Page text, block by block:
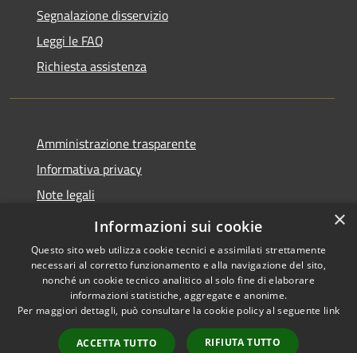
Segnalazione disservizio
Leggi le FAQ
Richiesta assistenza
Amministrazione trasparente
Informativa privacy
Note legali
Dichiarazione di accessibilità
Accessibilità
Copyright © 2026 • Comune di
Pantigliate • Powered by
Municipium•
Accesso
×
Informazioni sui cookie
Questo sito web utilizza cookie tecnici e assimilati strettamente
necessari al corretto funzionamento e alla navigazione del sito,
nonché un cookie tecnico analitico al solo fine di elaborare
informazioni statistiche, aggregate e anonime.
Per maggiori dettagli, può consultare la cookie policy al seguente link
ACCETTA TUTTO RIFIUTA TUTTO